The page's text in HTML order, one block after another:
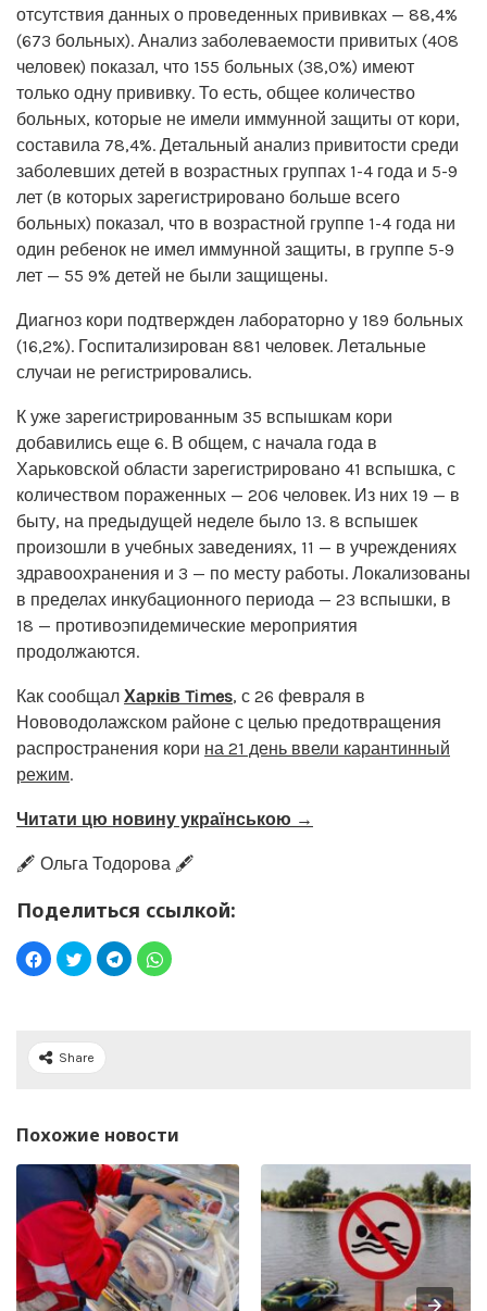
отсутствия данных о проведенных прививках — 88,4%
(673 больных). Анализ заболеваемости привитых (408
человек) показал, что 155 больных (38,0%) имеют
только одну прививку. То есть, общее количество
больных, которые не имели иммунной защиты от кори,
составила 78,4%. Детальный анализ привитости среди
заболевших детей в возрастных группах 1-4 года и 5-9
лет (в которых зарегистрировано больше всего
больных) показал, что в возрастной группе 1-4 года ни
один ребенок не имел иммунной защиты, в группе 5-9
лет — 55 9% детей не были защищены.
Диагноз кори подтвержден лабораторно у 189 больных
(16,2%). Госпитализирован 881 человек. Летальные
случаи не регистрировались.
К уже зарегистрированным 35 вспышкам кори
добавились еще 6. В общем, с начала года в
Харьковской области зарегистрировано 41 вспышка, с
количеством пораженных — 206 человек. Из них 19 — в
быту, на предыдущей неделе было 13. 8 вспышек
произошли в учебных заведениях, 11 — в учреждениях
здравоохранения и 3 — по месту работы. Локализованы
в пределах инкубационного периода — 23 вспышки, в
18 — противоэпидемические мероприятия
продолжаются.
Как сообщал Харків Times, с 26 февраля в
Нововодолажском районе с целью предотвращения
распространения кори на 21 день ввели карантинный
режим.
Читати цю новину українською →
🖋️ Ольга Тодорова 🖋️
Поделиться ссылкой:
Share
Похожие новости